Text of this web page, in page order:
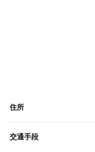
住所
交通手段